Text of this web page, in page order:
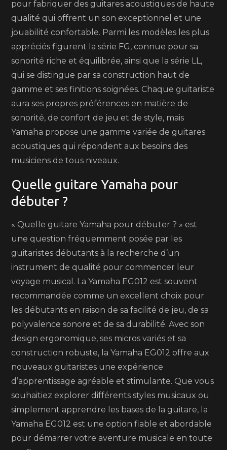
pour fabriquer des guitares acoustiques de haute
qualité qui offrent un son exceptionnel et une
jouabilité confortable. Parmi les modèles les plus
appréciés figurent la série FG, connue pour sa
sonorité riche et équilibrée, ainsi que la série LL,
qui se distingue par sa construction haut de
gamme et ses finitions soignées. Chaque guitariste
aura ses propres préférences en matière de
sonorité, de confort de jeu et de style, mais
Yamaha propose une gamme variée de guitares
acoustiques qui répondent aux besoins des
musiciens de tous niveaux.
Quelle guitare Yamaha pour
débuter ?
« Quelle guitare Yamaha pour débuter ? » est
une question fréquemment posée par les
guitaristes débutants à la recherche d’un
instrument de qualité pour commencer leur
voyage musical. La Yamaha EG012 est souvent
recommandée comme un excellent choix pour
les débutants en raison de sa facilité de jeu, de sa
polyvalence sonore et de sa durabilité. Avec son
design ergonomique, ses micros variés et sa
construction robuste, la Yamaha EG012 offre aux
nouveaux guitaristes une expérience
d’apprentissage agréable et stimulante. Que vous
souhaitiez explorer différents styles musicaux ou
simplement apprendre les bases de la guitare, la
Yamaha EG012 est une option fiable et abordable
pour démarrer votre aventure musicale en toute